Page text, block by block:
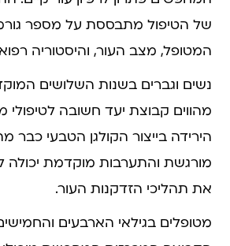
של הטיפול מתבססת על מספר
המטופל, מצב העור, והיסטוריה
נשים וגברים בשנות השלושים
מהווים קבוצת יעד חשובה לטיפולי
הירידה בייצור הקולגן הטבעי כבר
מורגשת והתערבות מוקדמת
את תהליכי הזדקנות העור.
מטופלים בגילאי הארבעים